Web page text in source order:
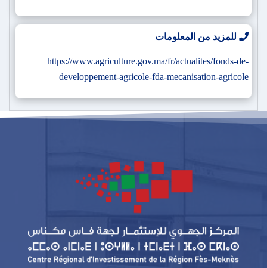
للمزيد من المعلومات
https://www.agriculture.gov.ma/fr/actualites/fonds-de-
developpement-agricole-fda-mecanisation-agricole